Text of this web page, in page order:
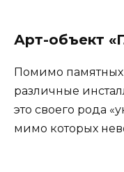
Арт-объект
Помимо памятных
различные
это своего рода
мимо которых